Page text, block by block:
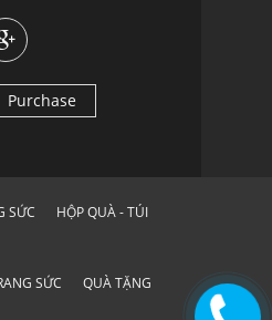
Purchase
SỨC HỘP QUÀ - TÚI
SỨC QUÀ TẶNG